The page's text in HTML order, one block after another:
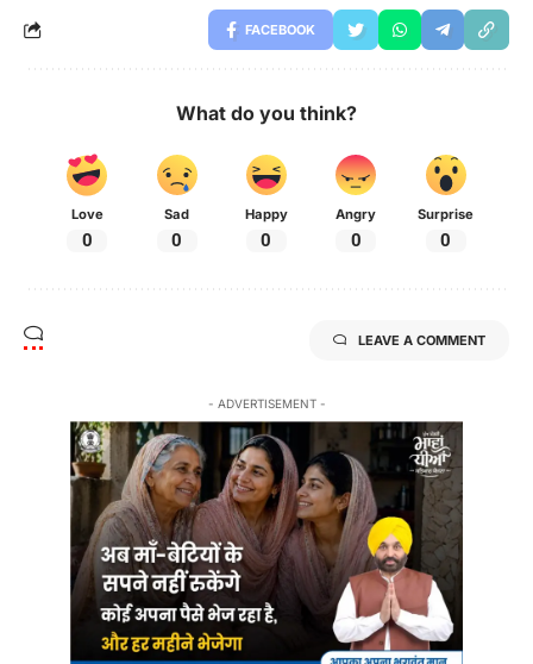
FACEBOOK
What do you think?
Love
0
Sad
0
Happy
0
Angry
0
Surprise
0
LEAVE A COMMENT
- ADVERTISEMENT -